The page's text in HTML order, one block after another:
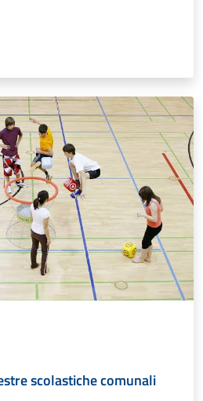
scolastiche comunali